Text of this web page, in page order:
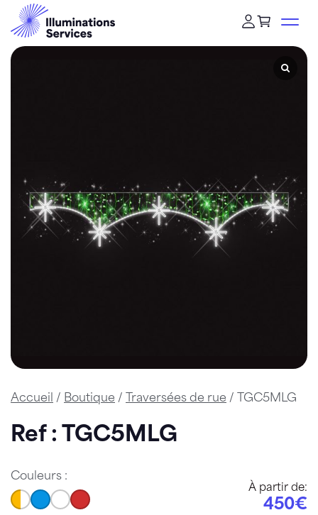
Accueil / Boutique / Traversées de rue / TGC5MLG
Ref : TGC5MLG
Couleurs :
À partir de:
450€